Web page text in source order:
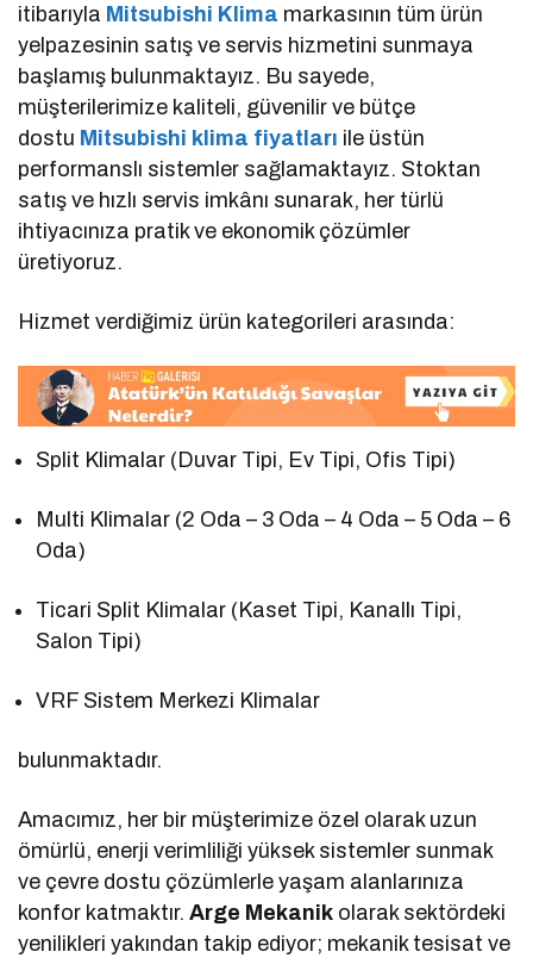
itibarıyla Mitsubishi Klima markasının tüm ürün
yelpazesinin satış ve servis hizmetini sunmaya
başlamış bulunmaktayız. Bu sayede,
müşterilerimize kaliteli, güvenilir ve bütçe
dostu Mitsubishi klima fiyatları ile üstün
performanslı sistemler sağlamaktayız. Stoktan
satış ve hızlı servis imkânı sunarak, her türlü
ihtiyacınıza pratik ve ekonomik çözümler
üretiyoruz.
Hizmet verdiğimiz ürün kategorileri arasında:
Split Klimalar (Duvar Tipi, Ev Tipi, Ofis Tipi)
Multi Klimalar (2 Oda – 3 Oda – 4 Oda – 5 Oda – 6
Oda)
Ticari Split Klimalar (Kaset Tipi, Kanallı Tipi,
Salon Tipi)
VRF Sistem Merkezi Klimalar
bulunmaktadır.
Amacımız, her bir müşterimize özel olarak uzun
ömürlü, enerji verimliliği yüksek sistemler sunmak
ve çevre dostu çözümlerle yaşam alanlarınıza
konfor katmaktır.Arge Mekanik olarak sektördeki
yenilikleri yakından takip ediyor; mekanik tesisat ve